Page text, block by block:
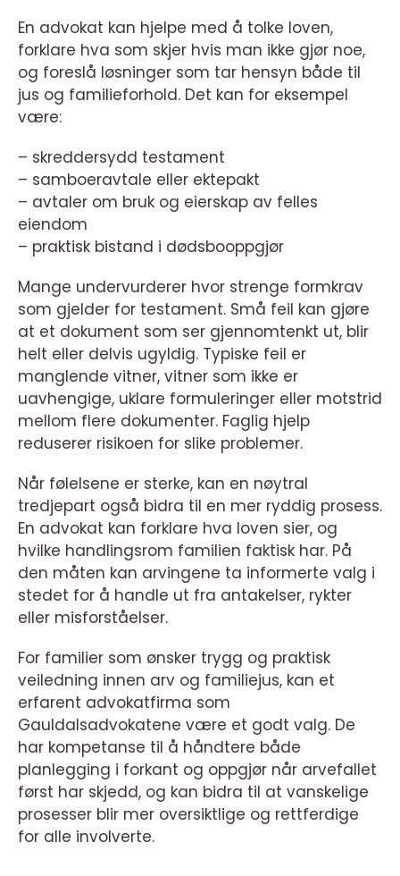
En advokat kan hjelpe med å tolke loven,
forklare hva som skjer hvis man ikke gjør noe,
og foreslå løsninger som tar hensyn både til
jus og familieforhold. Det kan for eksempel
være:
– skreddersydd testament
– samboeravtale eller ektepakt
– avtaler om bruk og eierskap av felles
eiendom
– praktisk bistand i dødsbooppgjør
Mange undervurderer hvor strenge formkrav
som gjelder for testament. Små feil kan gjøre
at et dokument som ser gjennomtenkt ut, blir
helt eller delvis ugyldig. Typiske feil er
manglende vitner, vitner som ikke er
uavhengige, uklare formuleringer eller motstrid
mellom flere dokumenter. Faglig hjelp
reduserer risikoen for slike problemer.
Når følelsene er sterke, kan en nøytral
tredjepart også bidra til en mer ryddig prosess.
En advokat kan forklare hva loven sier, og
hvilke handlingsrom familien faktisk har. På
den måten kan arvingene ta informerte valg i
stedet for å handle ut fra antakelser, rykter
eller misforståelser.
For familier som ønsker trygg og praktisk
veiledning innen arv og familiejus, kan et
erfarent advokatfirma som
Gauldalsadvokatene være et godt valg. De
har kompetanse til å håndtere både
planlegging i forkant og oppgjør når arvefallet
først har skjedd, og kan bidra til at vanskelige
prosesser blir mer oversiktlige og rettferdige
for alle involverte.